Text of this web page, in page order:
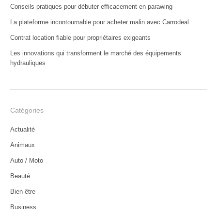
Conseils pratiques pour débuter efficacement en parawing
La plateforme incontournable pour acheter malin avec Carrodeal
Contrat location fiable pour propriétaires exigeants
Les innovations qui transforment le marché des équipements
hydrauliques
Catégories
Actualité
Animaux
Auto / Moto
Beauté
Bien-être
Business